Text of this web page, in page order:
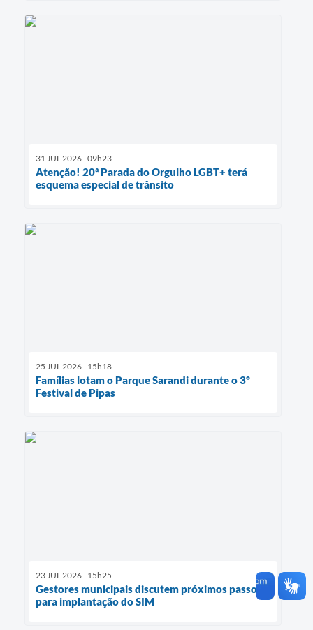
31 JUL 2026 - 09h23
Atenção! 20ª Parada do Orgulho LGBT+ terá
esquema especial de trânsito
25 JUL 2026 - 15h18
Famílias lotam o Parque Sarandi durante o 3º
Festival de Pipas
23 JUL 2026 - 15h25
Gestores municipais discutem próximos passos
para implantação do SIM